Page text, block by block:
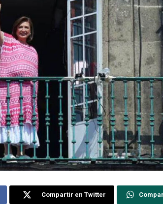
Compartir en Twitter